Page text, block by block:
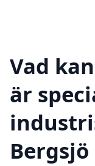
Vad
är